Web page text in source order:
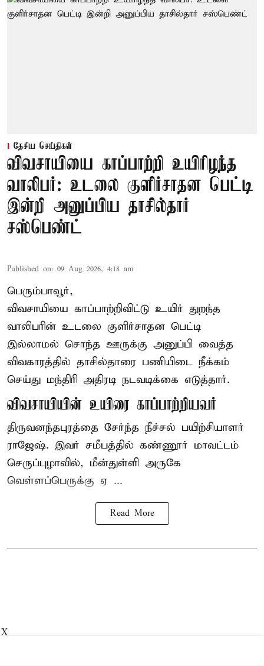
தேசிய செய்திகள்
விவசாயியை காப்பாற்றி உயிரிழந்த
வாலிபர்: உடலை குளிர்சாதன பெட்டி
இன்றி அனுப்பிய தாசில்தார்
சஸ்பெண்ட்
Published on: 09 Aug 2026, 4:18 am
பெரும்பாவூர்,
விவசாயியை காப்பாற்றிவிட்டு உயிர் துறந்த
வாலிபரின் உடலை குளிர்சாதன பெட்டி
இல்லாமல் சொந்த ஊருக்கு அனுப்பி வைத்த
விவகாரத்தில் தாசில்தாரை பணியிடை நீக்கம்
செய்து மந்திரி அதிரடி நடவடிக்கை எடுத்தார்.
விவசாயியின் உயிரை காப்பாற்றியவர்
திருவனந்தபுரத்தை சேர்ந்த நீச்சல் பயிற்சியாளர்
ராஜேஷ். இவர் சமீபத்தில் கண்ணூர் மாவட்டம்
செருப்புழாவில், மீன்துள்ளி அருகே
வெள்ளப்பெருக்கு ஏ ...
Read More
X